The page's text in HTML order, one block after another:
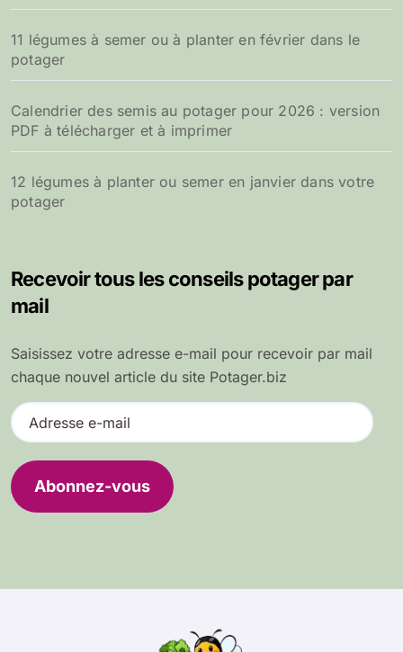
11 légumes à semer ou à planter en février dans le
potager
Calendrier des semis au potager pour 2026 : version
PDF à télécharger et à imprimer
12 légumes à planter ou semer en janvier dans votre
potager
Recevoir tous les conseils potager par
mail
Saisissez votre adresse e-mail pour recevoir par mail
chaque nouvel article du site Potager.biz
A
d
e
s
Abonnez-vous